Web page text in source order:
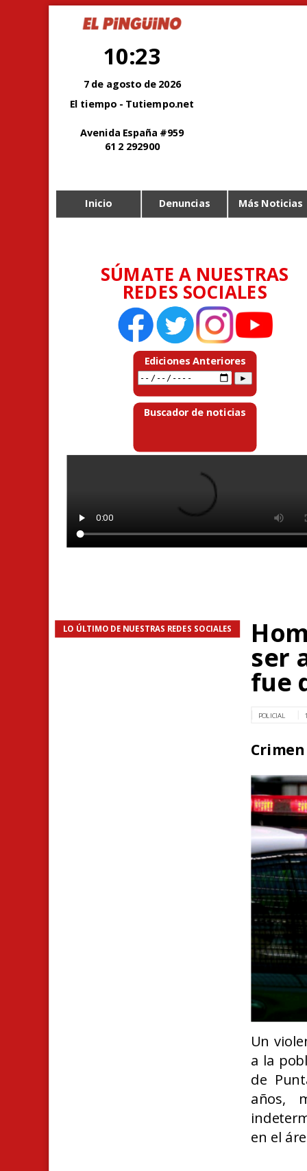
10:23
7 de agosto de 2026
El tiempo - Tutiempo.net
Avenida España #959
61 2 292900
Inicio Denuncias Más Noticias
SÚMATE A NUESTRAS
REDES SOCIALES
Ediciones Anteriores
Buscador de noticias
LO ÚLTIMO DE NUESTRAS REDES SOCIALES
ser
fue
POLICIAL
Un
a la
de
años,
en el